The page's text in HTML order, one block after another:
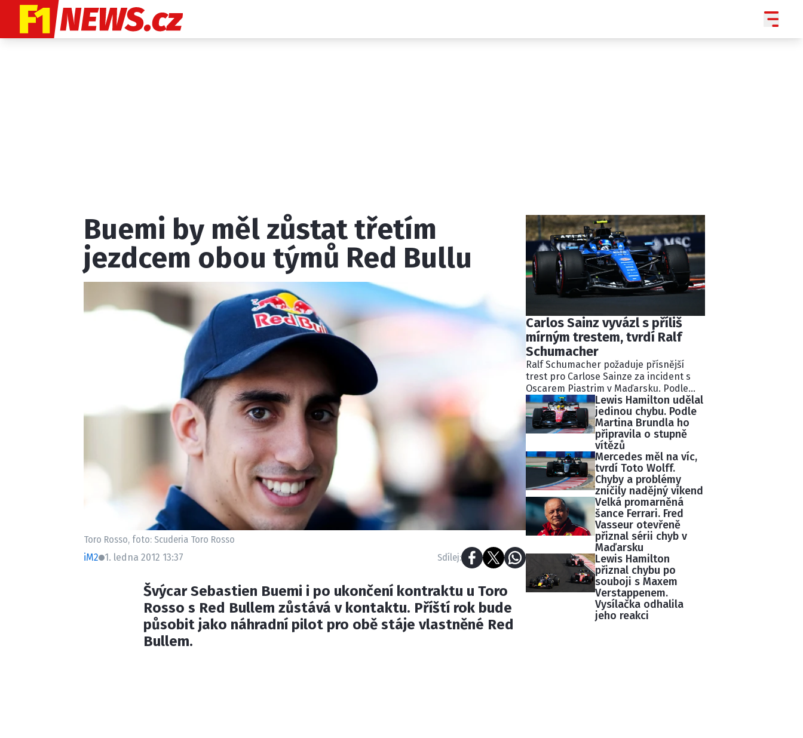
Provozovatelem serveru F1NEWS.cz je INCORP MEDIA GROUP s.r.o., IČ: 118 23 054
SLEDUJTE NÁS NA
Buemi by měl zůstat třetím
jezdcem obou týmů Red Bullu
Toro Rosso, foto: Scuderia Toro Rosso
iM2
1. ledna 2012 13:37 Sdílej:
Švýcar Sebastien Buemi i po ukončení kontraktu u Toro
Rosso s Red Bullem zůstává v kontaktu. Příští rok bude
působit jako náhradní pilot pro obě stáje vlastněné Red
Bullem.
Carlos Sainz vyvázl s příliš
mírným trestem, tvrdí Ralf
Schumacher
Ralf Schumacher požaduje přísnější
trest pro Carlose Sainze za incident s
Oscarem Piastrim v Maďarsku. Podle
bývalého pilota Williams ignoroval
několik modrých vlajek a následně
kolidoval s lídrem závodu.
Pětisekundovou penalizaci považuje
Schumacher za nedostatečnou.
Lewis Hamilton udělal
jedinou chybu. Podle
Martina Brundla ho
připravila o stupně
vítězů
Mercedes měl na víc,
tvrdí Toto Wolff.
Chyby a problémy
zničily nadějný víkend
Velká promarněná
šance Ferrari. Fred
Vasseur otevřeně
přiznal sérii chyb v
Maďarsku
Lewis Hamilton
přiznal chybu po
souboji s Maxem
Verstappenem.
Vysílačka odhalila
jeho reakci